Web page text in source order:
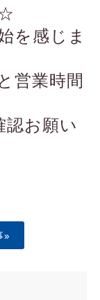
を感じま
営業時間
お願い
»